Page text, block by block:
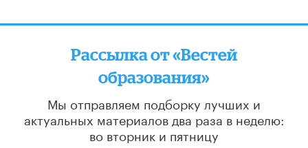
Рассылка от «Вестей
образования»
Мы отправляем подборку лучших и
актуальных материалов два раза в неделю:
во вторник и пятницу